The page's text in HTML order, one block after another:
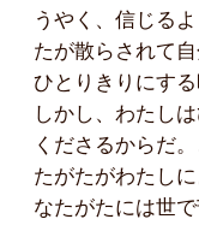
うやく、信じる
たが散らされて
ひとりきりにす
しかし、わたし
くださるからだ
たがたがわたし
なたがたには世